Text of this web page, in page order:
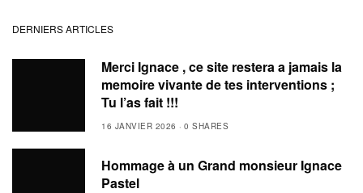
DERNIERS ARTICLES
Merci Ignace , ce site restera a jamais la
memoire vivante de tes interventions ;
Tu l’as fait !!!
16 JANVIER 2026 0 SHARES
Hommage à un Grand monsieur Ignace
Pastel